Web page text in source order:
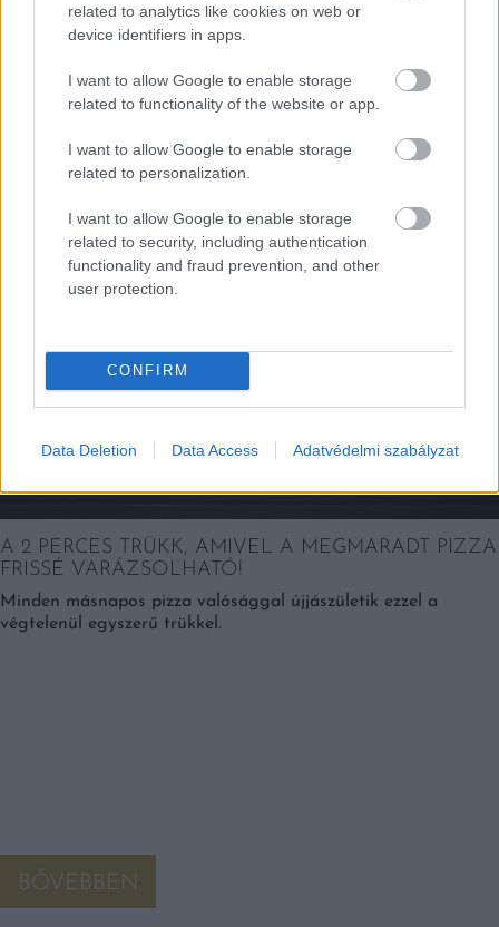
related to analytics like cookies on web or
device identifiers in apps.
I want to allow Google to enable storage
related to functionality of the website or app.
I want to allow Google to enable storage
related to personalization.
I want to allow Google to enable storage
related to security, including authentication
functionality and fraud prevention, and other
user protection.
CONFIRM
Data Deletion Data Access Adatvédelmi szabályzat
Falatok
A 2 PERCES TRÜKK, AMIVEL A MEGMARADT PIZZA
FRISSÉ VARÁZSOLHATÓ!
Minden másnapos pizza valósággal újjászületik ezzel a
végtelenül egyszerű trükkel.
BŐVEBBEN